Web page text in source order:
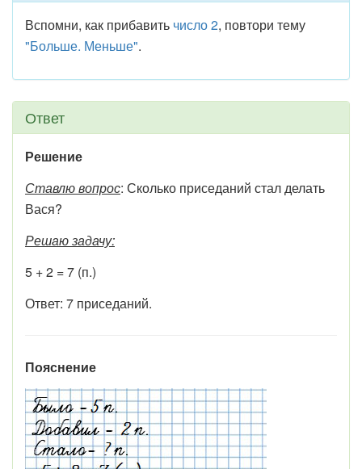
Вспомни, как прибавить число 2, повтори тему
"Больше. Меньше".
Ответ
Решение
Ставлю вопрос: Сколько приседаний стал делать
Вася?
Решаю задачу:
5 + 2 = 7 (п.)
Ответ: 7 приседаний.
Пояснение